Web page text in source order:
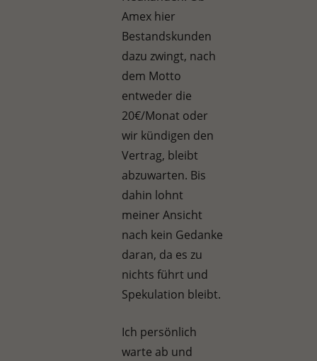
Amex hier
Bestandskunden
dazu zwingt, nach
dem Motto
entweder die
20€/Monat oder
wir kündigen den
Vertrag, bleibt
abzuwarten. Bis
dahin lohnt
meiner Ansicht
nach kein Gedanke
daran, da es zu
nichts führt und
Spekulation bleibt.
Ich persönlich
warte ab und